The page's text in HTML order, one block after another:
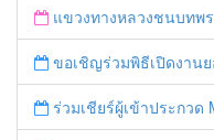
แขวงทางหลวงชนบทพระนครศรีอยุธยา "ร่วมรณรงค์ ขั
ขอเชิญร่วมพิธีเปิดงานย
ร่วมเชียร์ผู้เข้าประกวด Miss